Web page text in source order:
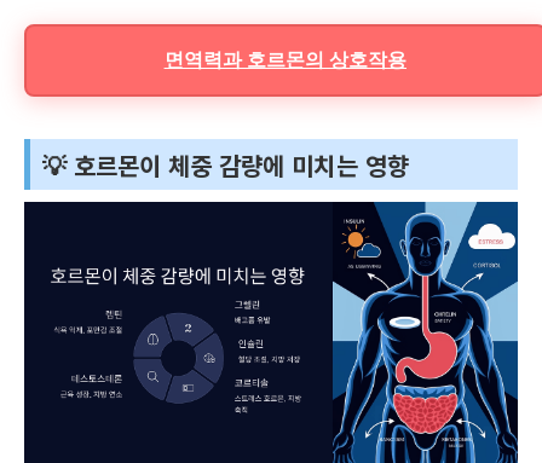
면역력과 호르몬의 상호작용
💡 호르몬이 체중 감량에 미치는 영향